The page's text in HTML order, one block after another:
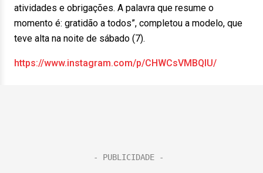
atividades e obrigações. A palavra que resume o
momento é: gratidão a todos”, completou a modelo, que
teve alta na noite de sábado (7).
https://www.instagram.com/p/CHWCsVMBQIU/